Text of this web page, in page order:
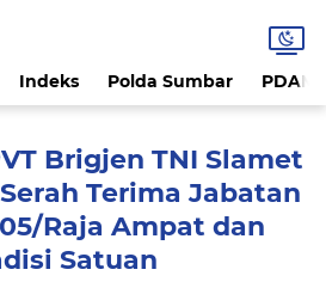
Indeks Polda Sumbar PDAM
Brigjen TNI Slamet
Terima Jabatan
Raja Ampat dan
Satuan